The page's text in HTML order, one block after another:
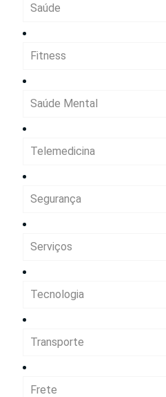
Saúde
Fitness
Saúde Mental
Telemedicina
Segurança
Serviços
Tecnologia
Transporte
Frete